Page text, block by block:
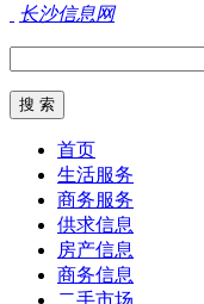
长沙信息网
首页
生活服务
商务服务
供求信息
房产信息
商务信息
二手市场